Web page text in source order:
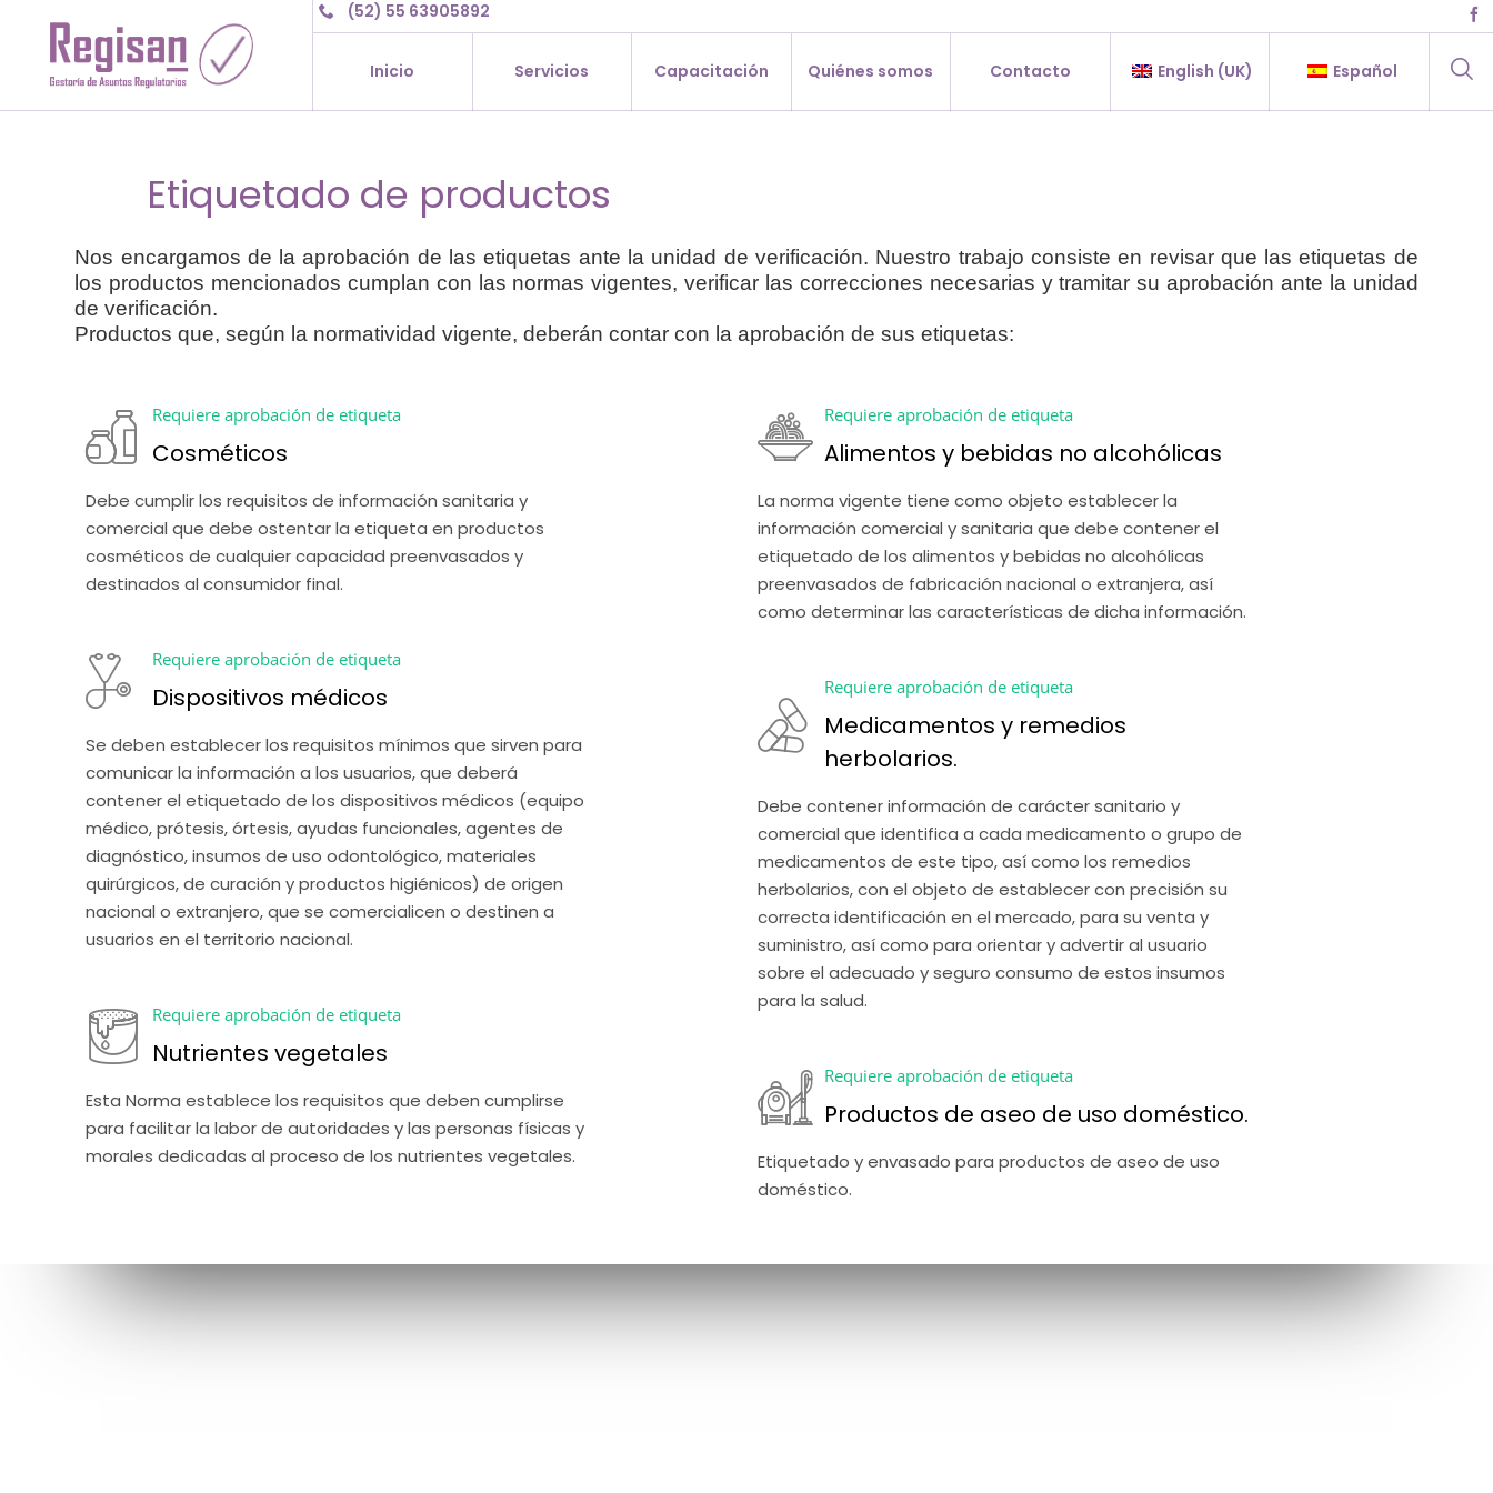
(52) 55 63905892
Inicio Servicios Capacitación Quiénes somos Contacto English (UK) Español
Etiquetado de productos
Nos encargamos de la aprobación de las etiquetas ante la unidad de verificación. Nuestro trabajo consiste en revisar que las etiquetas de
los productos mencionados cumplan con las normas vigentes, verificar las correcciones necesarias y tramitar su aprobación ante la unidad
de verificación.
Productos que, según la normatividad vigente, deberán contar con la aprobación de sus etiquetas:
Requiere aprobación de etiqueta
Cosméticos
Debe cumplir los requisitos de información sanitaria y
comercial que debe ostentar la etiqueta en productos
cosméticos de cualquier capacidad preenvasados y
destinados al consumidor final.
Requiere aprobación de etiqueta
Dispositivos médicos
Se deben establecer los requisitos mínimos que sirven para
comunicar la información a los usuarios, que deberá
contener el etiquetado de los dispositivos médicos (equipo
médico, prótesis, órtesis, ayudas funcionales, agentes de
diagnóstico, insumos de uso odontológico, materiales
quirúrgicos, de curación y productos higiénicos) de origen
nacional o extranjero, que se comercialicen o destinen a
usuarios en el territorio nacional.
Requiere aprobación de etiqueta
Nutrientes vegetales
Esta Norma establece los requisitos que deben cumplirse
para facilitar la labor de autoridades y las personas físicas y
morales dedicadas al proceso de los nutrientes vegetales.
Requiere aprobación de etiqueta
Alimentos y bebidas no alcohólicas
La norma vigente tiene como objeto establecer la
información comercial y sanitaria que debe contener el
etiquetado de los alimentos y bebidas no alcohólicas
preenvasados de fabricación nacional o extranjera, así
como determinar las características de dicha información.
Requiere aprobación de etiqueta
Medicamentos y remedios
herbolarios.
Debe contener información de carácter sanitario y
comercial que identifica a cada medicamento o grupo de
medicamentos de este tipo, así como los remedios
herbolarios, con el objeto de establecer con precisión su
correcta identificación en el mercado, para su venta y
suministro, así como para orientar y advertir al usuario
sobre el adecuado y seguro consumo de estos insumos
para la salud.
Requiere aprobación de etiqueta
Productos de aseo de uso doméstico.
Etiquetado y envasado para productos de aseo de uso
doméstico.